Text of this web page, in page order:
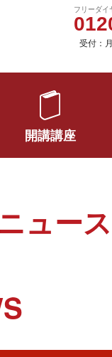
受付：
開講講座
ュース